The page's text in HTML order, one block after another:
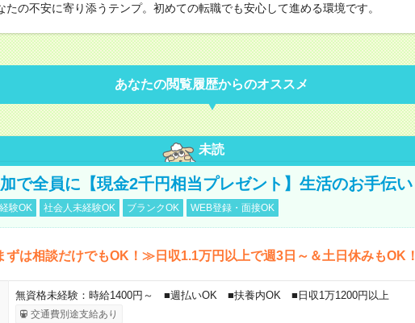
たの不安に寄り添うテンプ。初めての転職でも安心して進める環境です。
あなたの閲覧履歴からのオススメ
未読
で全員に【現金2千円相当プレゼント】生活のお手伝い
験OK 社会人未経験OK ブランクOK WEB登録・面接OK
は相談だけでもOK！≫日収1.1万円以上で週3日～＆土日休みもOK！
無資格未経験：時給1400円～ ■週払いOK ■扶養内OK ■日収1万1200円以上
交通費別途支給あり